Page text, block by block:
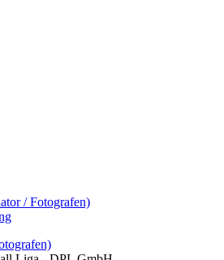
/ Fotografen)